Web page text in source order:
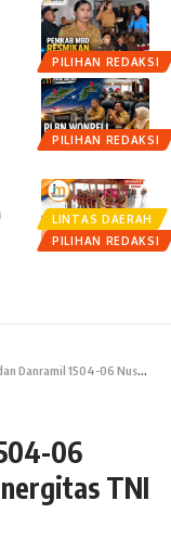
PILIHAN REDAKSI
PILIHAN REDAKSI
LINTAS DAERAH
PILIHAN REDAKSI
1504-06 Nusaniwe Pimpin Apel Sinergitas TNI POLRI
06
TNI